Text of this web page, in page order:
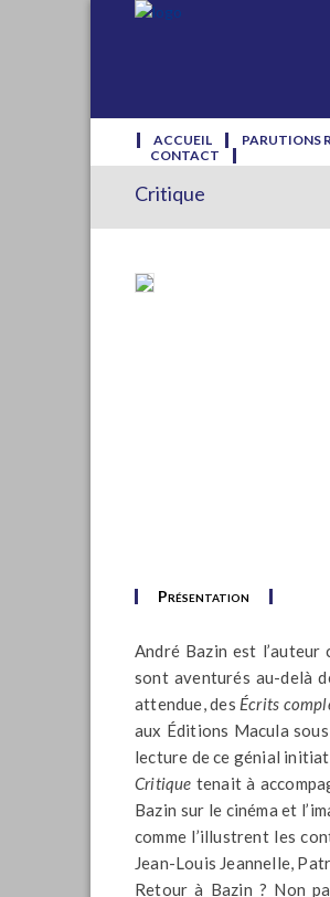
ACCUEIL PARUTIONS
CONTACT
Critique
Présentation
André Bazin est l’auteur
sont aventurés au-delà
attendue, des Écrits
aux Éditions Macula
lecture de ce génial
Critique tenait à
Bazin sur le cinéma et
comme l’illustrent les
Jean-Louis Jeannelle,
Retour à Bazin ? Non